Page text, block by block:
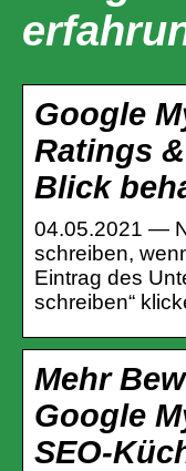
Google
Ratings
Blick
04.05.2021 —
schreiben,
Eintrag des
schreiben“
Mehr
Google
SEO-